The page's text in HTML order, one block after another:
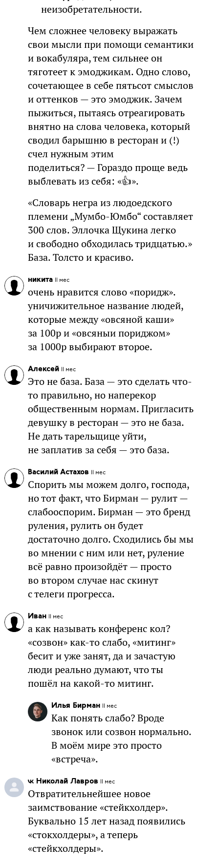
неизобретательности.
Чем сложнее человеку выражать
свои мысли при помощи семантики
и вокабуляра, тем сильнее он
тяготеет к эмоджикам. Одно слово,
сочетающее в себе пятьсот смыслов
и оттенков — это эмоджик. Зачем
пыжиться, пытаясь отреагировать
внятно на слова человека, который
сводил барышню в ресторан и (!)
счел нужным этим
поделиться? — Гораздо проще ведь
выблевать из себя: «👍».
«Словарь негра из людоедского
племени „Мумбо-Юмбо“ составляет
300 слов. Эллочка Щукина легко
и свободно обходилась тридцатью.»
База. Толсто и красиво.
никита 11 мес
очень нравится слово «поридж».
уничижительное название людей,
которые между «овсяной каши»
за 100р и «овсяныи пориджом»
за 1000р выбирают второе.
Алексей 11 мес
Это не база. База — это сделать что-
то правильно, но наперекор
общественным нормам. Пригласить
девушку в ресторан — это не база.
Не дать тарельщице уйти,
не заплатив за себя — это база.
Василий Астахов 11 мес
Спорить мы можем долго, господа,
но тот факт, что Бирман — рулит —
слабооспорим. Бирман — это бренд
руления, рулить он будет
достаточно долго. Сходились бы мы
во мнении с ним или нет, руление
всё равно произойдёт — просто
во втором случае нас скинут
с телеги прогресса.
Иван 11 мес
а как называть конференс кол?
«созвон» как-то слабо, «митинг»
бесит и уже занят, да и зачастую
люди реально думают, что ты
пошёл на какой-то митинг.
Илья Бирман 11 мес
Как понять слабо? Вроде
звонок или созвон нормально.
В моём мире это просто
«встреча».
Николай Лавров 11 мес
Отвратительнейшее новое
заимствование «стейкхолдер».
Буквально 15 лет назад появились
«стокхолдеры», а теперь
«стейкхолдеры».